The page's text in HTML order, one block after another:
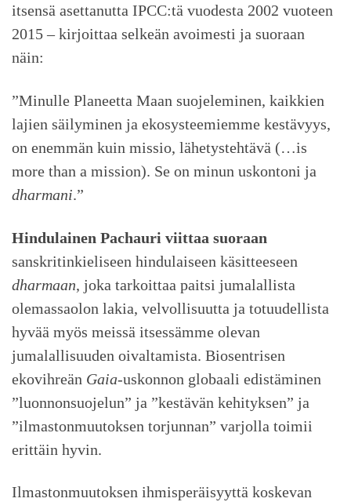
itsensä asettanutta IPCC:tä vuodesta 2002 vuoteen
2015 – kirjoittaa selkeän avoimesti ja suoraan
näin:
”Minulle Planeetta Maan suojeleminen, kaikkien
lajien säilyminen ja ekosysteemiemme kestävyys,
on enemmän kuin missio, lähetystehtävä (…is
more than a mission). Se on minun uskontoni ja
dharmani.”
Hindulainen Pachauri viittaa suoraan
sanskritinkieliseen hindulaiseen käsitteeseen
dharmaan, joka tarkoittaa paitsi jumalallista
olemassaolon lakia, velvollisuutta ja totuudellista
hyvää myös meissä itsessämme olevan
jumalallisuuden oivaltamista. Biosentrisen
ekovihreän Gaia-uskonnon globaali edistäminen
”luonnonsuojelun” ja ”kestävän kehityksen” ja
”ilmastonmuutoksen torjunnan” varjolla toimii
erittäin hyvin.
Ilmastonmuutoksen ihmisperäisyyttä koskevan